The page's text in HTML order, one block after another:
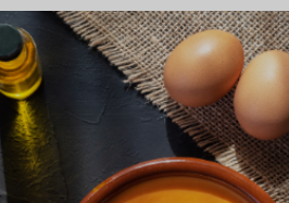
fría de sandía: el plato
querrás repetir todo el